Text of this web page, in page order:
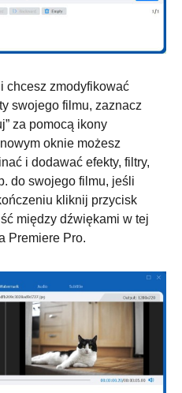
chcesz zmodyfikować
swojego filmu, zaznacz
za pomocą ikony
oknie możesz
i dodawać efekty, filtry,
do swojego filmu, jeśli
kliknij przycisk
między dźwiękami w tej
Premiere Pro.